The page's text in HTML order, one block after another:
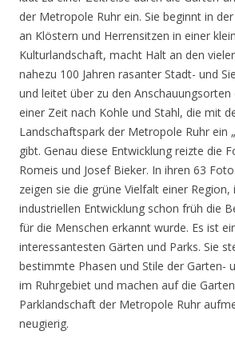
der Metropole Ruhr ein. Sie beginnt in
an Klöstern und Herrensitzen in einer
Kulturlandschaft, macht Halt an den
nahezu 100 Jahren rasanter Stadt- und
und leitet über zu den Anschauungsorten
einer Zeit nach Kohle und Stahl, die mit
Landschaftspark der Metropole Ruhr ein
gibt. Genau diese Entwicklung reizte die
Romeis und Josef Bieker. In ihren 63
zeigen sie die grüne Vielfalt einer
industriellen Entwicklung schon früh die
für die Menschen erkannt wurde. Es ist
interessantesten Gärten und Parks. Sie
bestimmte Phasen und Stile der Garten-
im Ruhrgebiet und machen auf die
Parklandschaft der Metropole Ruhr
neugierig.